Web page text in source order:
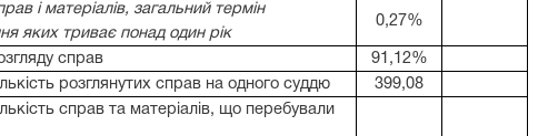
і матеріалів, загальний термін
яких триває понад один рік
0,27%
справ
91,12%
розглянутих справ на одного суддю
399,08
справ та матеріалів, що перебували